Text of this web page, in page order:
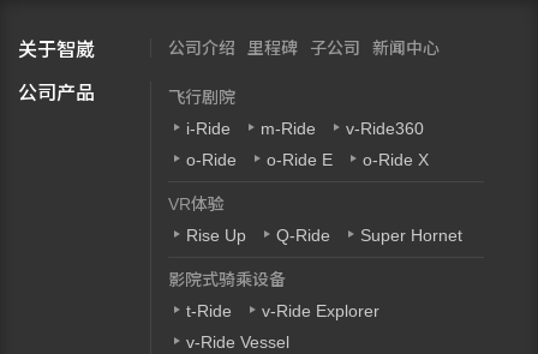
关于智崴 公司介绍 里程碑 子公司 新闻中心
公司产品
飞行剧院
i-Ride
m-Ride
v-Ride360
o-Ride
o-Ride E o-Ride X
VR体验
Rise Up
Q-Ride Super Hornet
影院式骑乘设备
t-Ride
v-Ride Explorer
v-Ride Vessel